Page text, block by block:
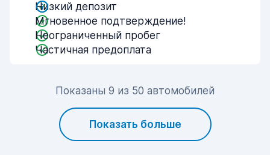
Низкий депозит
Мгновенное подтверждение!
Неограниченный пробег
Частичная предоплата
Показаны 9 из 50 автомобилей
Показать больше